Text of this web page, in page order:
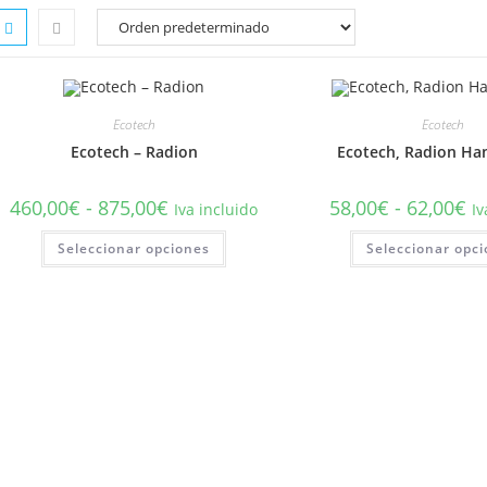
Ecotech
Ecotech – Radion
460,00€ - 875,00€ Rango
de
precios:
desde
460,00€
Iva incluido
Seleccionar opciones
Este
tiene
Ecotech
Ecotech, Radion
58,00€ - 62,00€ de
Seleccionar